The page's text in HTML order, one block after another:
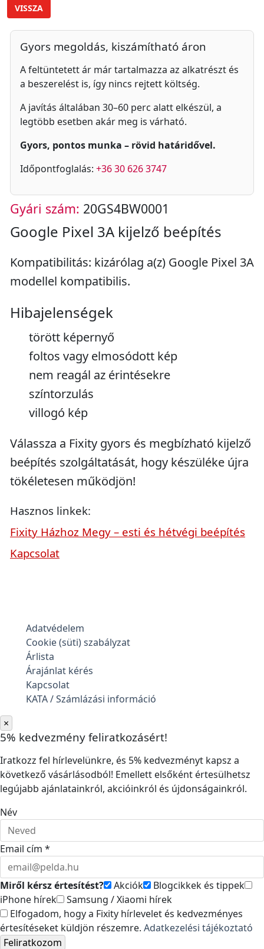
VISSZA
Gyors megoldás, kiszámítható áron
A feltüntetett ár már tartalmazza az alkatrészt és
a beszerelést is, így nincs rejtett költség.
A javítás általában 30–60 perc alatt elkészül, a
legtöbb esetben akár meg is várható.
Gyors, pontos munka – rövid határidővel.
Időpontfoglalás: +36 30 626 3747
Gyári szám: 20GS4BW0001
Google Pixel 3A kijelző beépítés
Kompatibilitás: kizárólag a(z) Google Pixel 3A
modellel kompatibilis.
Hibajelenségek
törött képernyő
foltos vagy elmosódott kép
nem reagál az érintésekre
színtorzulás
villogó kép
Válassza a Fixity gyors és megbízható kijelző
beépítés szolgáltatását, hogy készüléke újra
tökéletesen működjön!
Hasznos linkek:
Fixity Házhoz Megy – esti és hétvégi beépítés
Kapcsolat
Adatvédelem
Cookie (süti) szabályzat
Árlista
Árajánlat kérés
Kapcsolat
KATA / Számlázási információ
×
5% kedvezmény feliratkozásért!
Iratkozz fel hírlevelünkre, és 5% kedvezményt kapsz a
következő vásárlásodból! Emellett elsőként értesülhetsz
legújabb ajánlatainkról, akcióinkról és újdonságainkról.
Név
Email cím *
Miről kérsz értesítést? Akciók
Blogcikkek és tippek
iPhone hírek
Samsung / Xiaomi hírek
Elfogadom, hogy a Fixity hírlevelet és kedvezményes
értesítéseket küldjön részemre. Adatkezelési tájékoztató
Feliratkozom